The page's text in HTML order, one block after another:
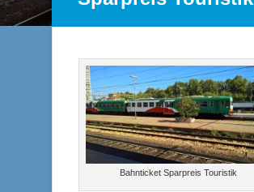
Bahnticket Sparpreis Touristik